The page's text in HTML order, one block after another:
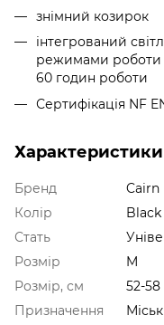
знімний козирок
інтегрований
режимами роботи
60 годин роботи
Сертифікація NF
Характеристики
Бренд
Cairn
Колір
Black
Стать
Розмір
M
Розмір, см
52-58
Призначення